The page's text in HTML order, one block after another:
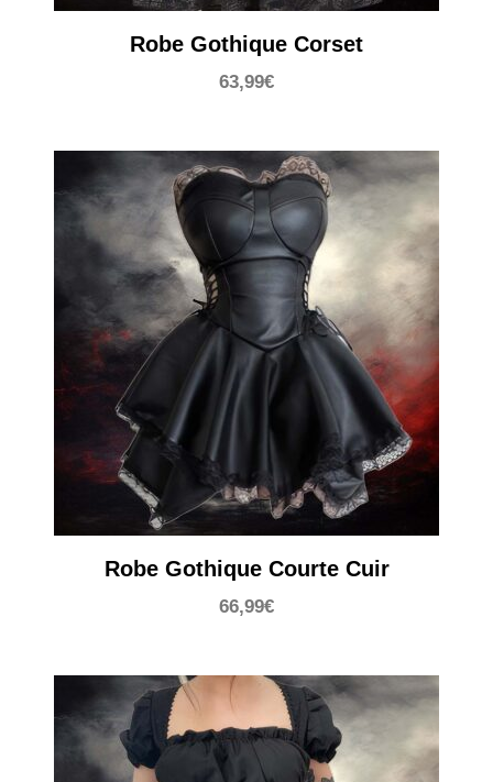
Robe Gothique Corset
63,99€
Robe Gothique Courte Cuir
66,99€